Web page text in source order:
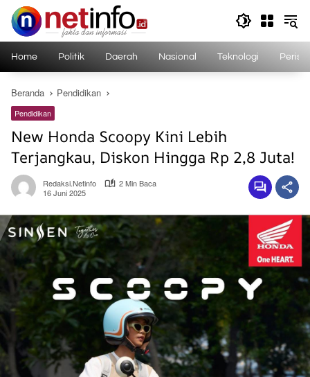
Langsung
konten
Home Politik Daerah Nasional Teknologi
Beranda Pendidikan
Pendidikan
New Honda Scoopy Kini Lebih
Terjangkau, Diskon Hingga Rp 2,8 Juta!
Redaksi.netinfo
2 Min Baca
16 Juni 2025